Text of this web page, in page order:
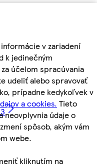
v zariadení
k jedinečným
účelom spracúvania
udeliť alebo spravovať
prípadne kedykoľvek v
a cookies. Tieto
neovplyvnia údaje o
spôsob, akým vám
webe.
kliknutím na